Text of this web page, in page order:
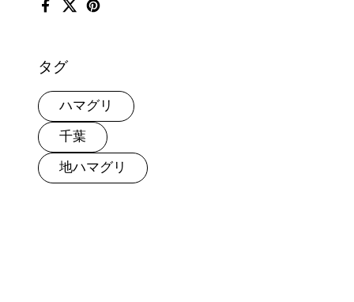
FacebookX (Twitter)
Pinterest
タグ
ハマグリ
千葉
地ハマグリ